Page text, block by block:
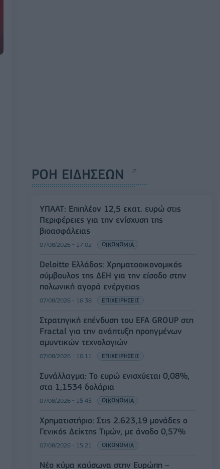
ΡΟΗ ΕΙΔΗΣΕΩΝ
ΥΠΑΑΤ: Επιπλέον 12,5 εκατ. ευρώ στις
Περιφέρειες για την ενίσχυση της
βιοασφάλειας
07/08/2026 - 17:02 ΟΙΚΟΝΟΜΙΑ
Deloitte Ελλάδος: Χρηματοοικονομικός
σύμβουλος της ΔΕΗ για την είσοδο στην
πολωνική αγορά ενέργειας
07/08/2026 - 16:38 ΕΠΙΧΕΙΡΗΣΕΙΣ
Στρατηγική επένδυση του EFA GROUP στη
Fractal για την ανάπτυξη προηγμένων
αμυντικών τεχνολογιών
07/08/2026 - 16:11 ΕΠΙΧΕΙΡΗΣΕΙΣ
Συνάλλαγμα: Το ευρώ ενισχύεται 0,08%,
στα 1,1534 δολάρια
07/08/2026 - 15:45 ΟΙΚΟΝΟΜΙΑ
Χρηματιστήριο: Στις 2.623,19 μονάδες ο
Γενικός Δείκτης Τιμών, με άνοδο 0,57%
07/08/2026 - 15:21 ΟΙΚΟΝΟΜΙΑ
Νέο κύμα καύσωνα στην Ευρώπη –